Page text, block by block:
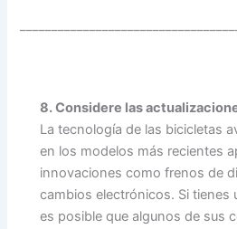
8. Considere las
La tecnología de las bicicletas
en los modelos más recientes
innovaciones como frenos de
cambios electrónicos. Si tienes
es posible que algunos de sus